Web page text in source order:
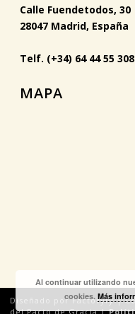
Calle Fuendetodos, 30
28047 Madrid, España
Telf. (+34) 64 44 55 308
MAPA
Diseñado por Factoryfy |
del Pacto de Gracia |
Al continuar utilizando
cookies.Más